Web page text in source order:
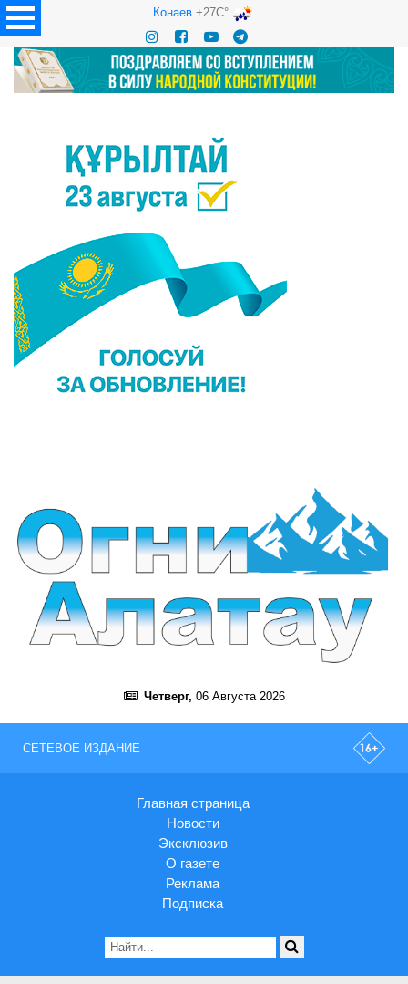
Конаев+27C°
Четверг, 06 Августа 2026
СЕТЕВОЕ ИЗДАНИЕ
Главная страница
Новости
Эксклюзив
О газете
Реклама
Подписка